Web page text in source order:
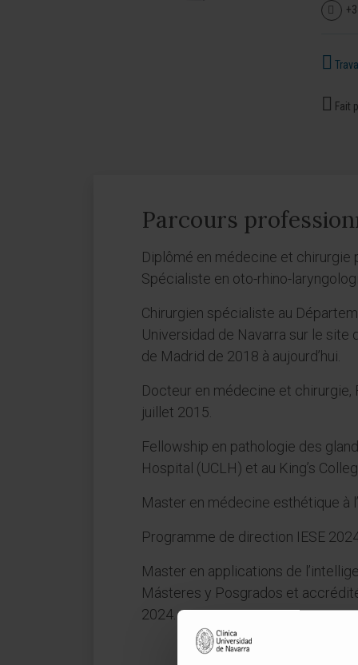
Fait
Parcours
Diplômé en médecine et chirurgie
Spécialiste en oto-rhino-
Chirurgien spécialiste au
Universidad de Navarra sur le site
de Madrid de 2018 à aujourd’hui.
Docteur en médecine et chirurgie,
juillet 2015.
Fellowship en pathologie des
Hospital (UCLH) et au King’s
Master en médecine esthétique à
Programme de direction IESE
Master en applications de
Másteres y Posgrados et
2024.